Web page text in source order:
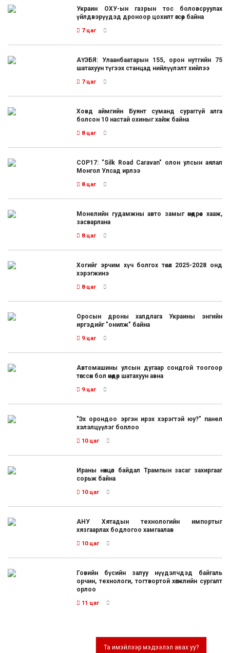
Украин ОХУ-ын газрын тос боловсруулах
үйлдвэрүүдэд дроноор цохилт өгсөөр байна
7 цаг
АҮЭБЯ: Улаанбаатарын 155, орон нутгийн 75
шатахуун түгээх станцад нийлүүлэлт хийлээ
7 цаг
Ховд аймгийн Буянт суманд сураггүй алга
болсон 10 настай охиныг хайж байна
8 цаг
COP17: "Silk Road Caravan" олон улсын аялал
Монгол Улсад ирлээ
8 цаг
Монелийн гудамжны авто замыг өнөөдрөөс хааж,
засварлана
8 цаг
Хогийг эрчим хүч болгох төсөл 2025-2028 онд
хэрэгжинэ
8 цаг
Оросын дроны халдлага Украины энгийн
иргэдийг "онилж" байна
9 цаг
Автомашины улсын дугаар сондгой тоогоор
төгссөн бол өнөөдөр шатахуун авна
9 цаг
"Эх орондоо эргэн ирэх хэрэгтэй юу?" панел
хэлэлцүүлэг боллоо
10 цаг
Ираны нөхцөл байдал Трампын засаг захиргааг
сорьж байна
10 цаг
АНУ Хятадын технологийн импортыг
хязгаарлах бодлогоо хамгаалав
10 цаг
Говийн бүсийн залуу нүүдэлчдэд байгаль
орчин, технологи, тогтвортой хөгжлийн сургалт
орлоо
11 цаг
Та имэйлээр мэдээлэл авах уу?